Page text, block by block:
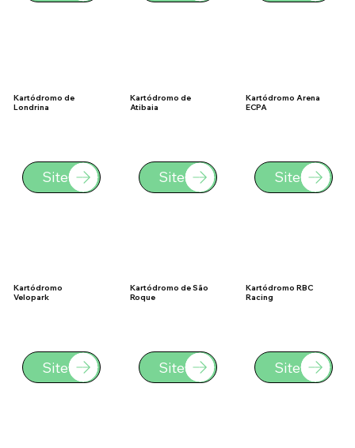
Kartódromo de
Londrina
Site
Kartódromo de
Atibaia
Site
Kartódromo Arena
ECPA
Site
Kartódromo
Velopark
Site
Kartódromo de São
Roque
Site
Kartódromo RBC
Racing
Site